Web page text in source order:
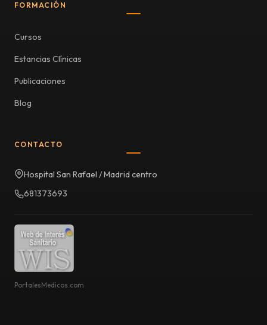
FORMACIÓN
Cursos
Estancias Clínicas
Publicaciones
Blog
CONTACTO
Hospital San Rafael / Madrid centro
681373693
PortalesMedicos.com